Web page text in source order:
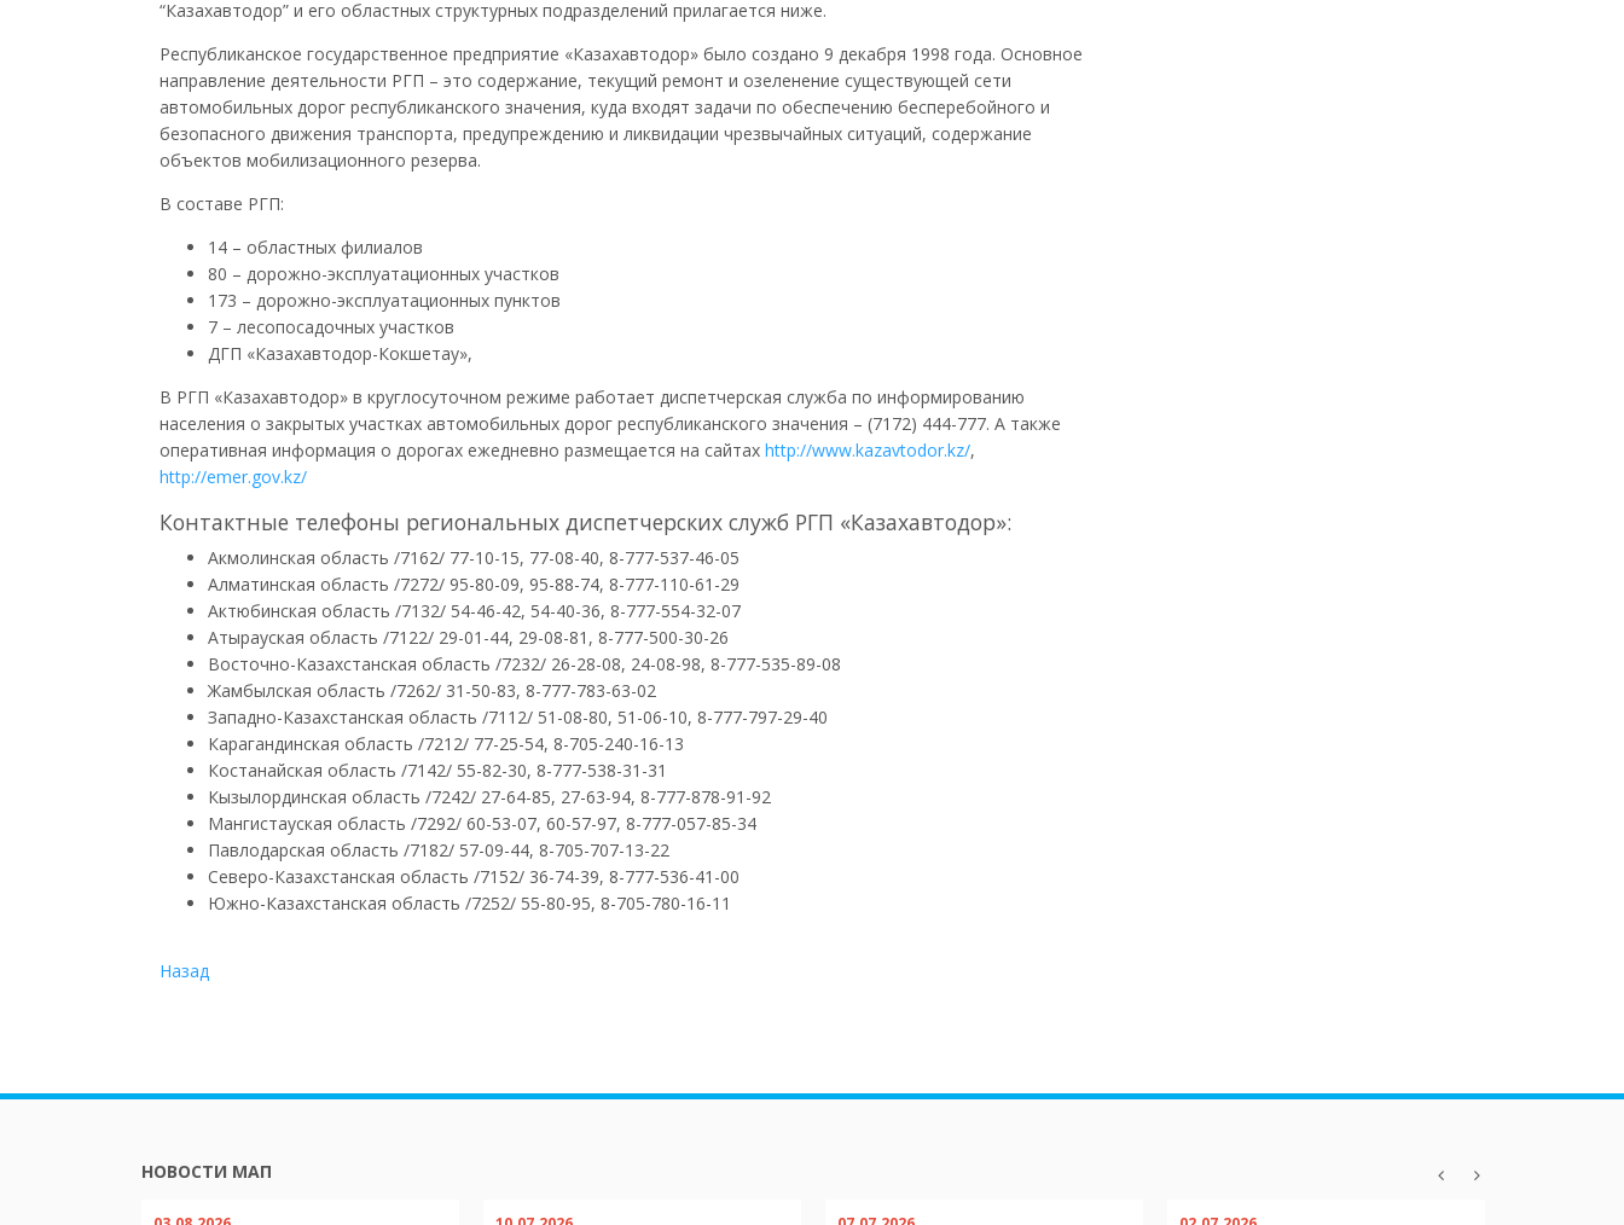
“Казахавтодор” и его областных структурных подразделений прилагается ниже.
Республиканское государственное предприятие «Казахавтодор» было создано 9 декабря 1998 года. Основное
направление деятельности РГП – это содержание, текущий ремонт и озеленение существующей сети
автомобильных дорог республиканского значения, куда входят задачи по обеспечению бесперебойного и
безопасного движения транспорта, предупреждению и ликвидации чрезвычайных ситуаций, содержание
объектов мобилизационного резерва.
В составе РГП:
14 – областных филиалов
80 – дорожно-эксплуатационных участков
173 – дорожно-эксплуатационных пунктов
7 – лесопосадочных участков
ДГП «Казахавтодор-Кокшетау»,
В РГП «Казахавтодор» в круглосуточном режиме работает диспетчерская служба по информированию
населения о закрытых участках автомобильных дорог республиканского значения – (7172) 444-777. А также
оперативная информация о дорогах ежедневно размещается на сайтах http://www.kazavtodor.kz/,
http://emer.gov.kz/
Контактные телефоны региональных диспетчерских служб РГП «Казахавтодор»:
Акмолинская область /7162/ 77-10-15, 77-08-40, 8-777-537-46-05
Алматинская область /7272/ 95-80-09, 95-88-74, 8-777-110-61-29
Актюбинская область /7132/ 54-46-42, 54-40-36, 8-777-554-32-07
Атырауская область /7122/ 29-01-44, 29-08-81, 8-777-500-30-26
Восточно-Казахстанская область /7232/ 26-28-08, 24-08-98, 8-777-535-89-08
Жамбылская область /7262/ 31-50-83, 8-777-783-63-02
Западно-Казахстанская область /7112/ 51-08-80, 51-06-10, 8-777-797-29-40
Карагандинская область /7212/ 77-25-54, 8-705-240-16-13
Костанайская область /7142/ 55-82-30, 8-777-538-31-31
Кызылординская область /7242/ 27-64-85, 27-63-94, 8-777-878-91-92
Мангистауская область /7292/ 60-53-07, 60-57-97, 8-777-057-85-34
Павлодарская область /7182/ 57-09-44, 8-705-707-13-22
Северо-Казахстанская область /7152/ 36-74-39, 8-777-536-41-00
Южно-Казахстанская область /7252/ 55-80-95, 8-705-780-16-11
Назад
НОВОСТИ МАП